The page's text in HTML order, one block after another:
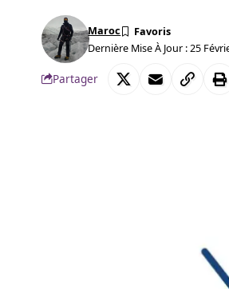
Dernière Mise À Jour : 25
Maroc
Partager